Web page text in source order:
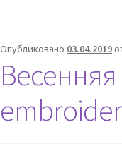
Опубликовано 03.04.2019